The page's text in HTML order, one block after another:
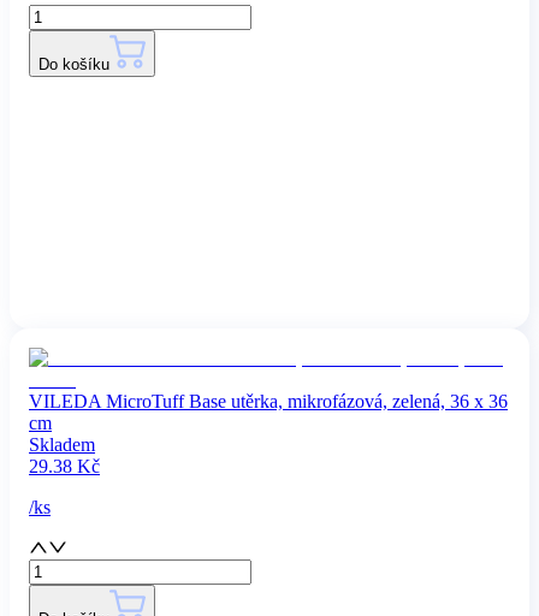
Do košíku
VILEDA MicroTuff Base utěrka, mikrofázová, zelená, 36 x 36
cm
Skladem
29.38 Kč
/ks